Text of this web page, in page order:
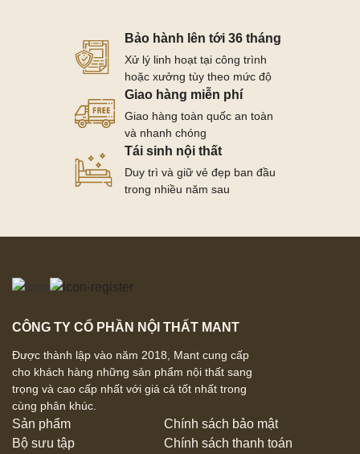
Bảo hành lên tới 36 tháng
Xử lý linh hoạt tại công trình
hoặc xưởng tùy theo mức độ
Giao hàng miễn phí
Giao hàng toàn quốc an toàn
và nhanh chóng
Tái sinh nội thất
Duy trì và giữ vẻ đẹp ban đầu
trong nhiều năm sau
CÔNG TY CỔ PHẦN NỘI THẤT MANT
Được thành lập vào năm 2018, Mant cung cấp
cho khách hàng những sản phẩm nội thất sang
trọng và cao cấp nhất với giá cả tốt nhất trong
cùng phân khúc.
Sản phẩm
Bộ sưu tập
Chính sách bảo mật
Chính sách thanh toán